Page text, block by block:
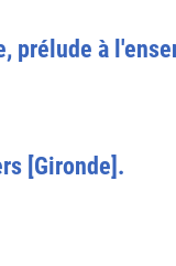
prélude à
[Gironde].